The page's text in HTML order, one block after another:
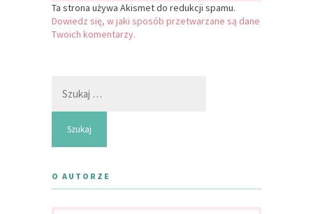
Ta strona używa Akismet do redukcji spamu.
Dowiedz się, w jaki sposób przetwarzane są dane
Twoich komentarzy.
O AUTORZE